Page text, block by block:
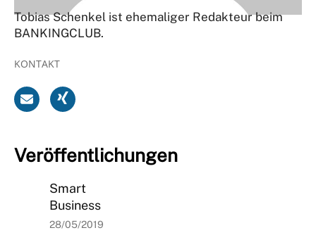
Tobias Schenkel ist ehemaliger Redakteur beim
BANKINGCLUB.
KONTAKT
Veröffentlichungen
Smart
Business
28/05/2019